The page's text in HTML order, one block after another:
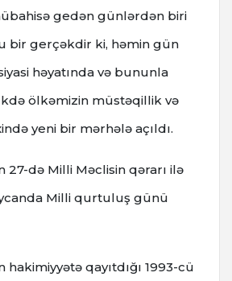
gedən günlərdən biri
bir gerçəkdir ki, həmin gün
həyatında və bununla
ölkəmizin müstəqillik və
yeni bir mərhələ açıldı.
27-də Milli Məclisin qərarı ilə
Milli qurtuluş günü
qayıtdığı 1993-cü